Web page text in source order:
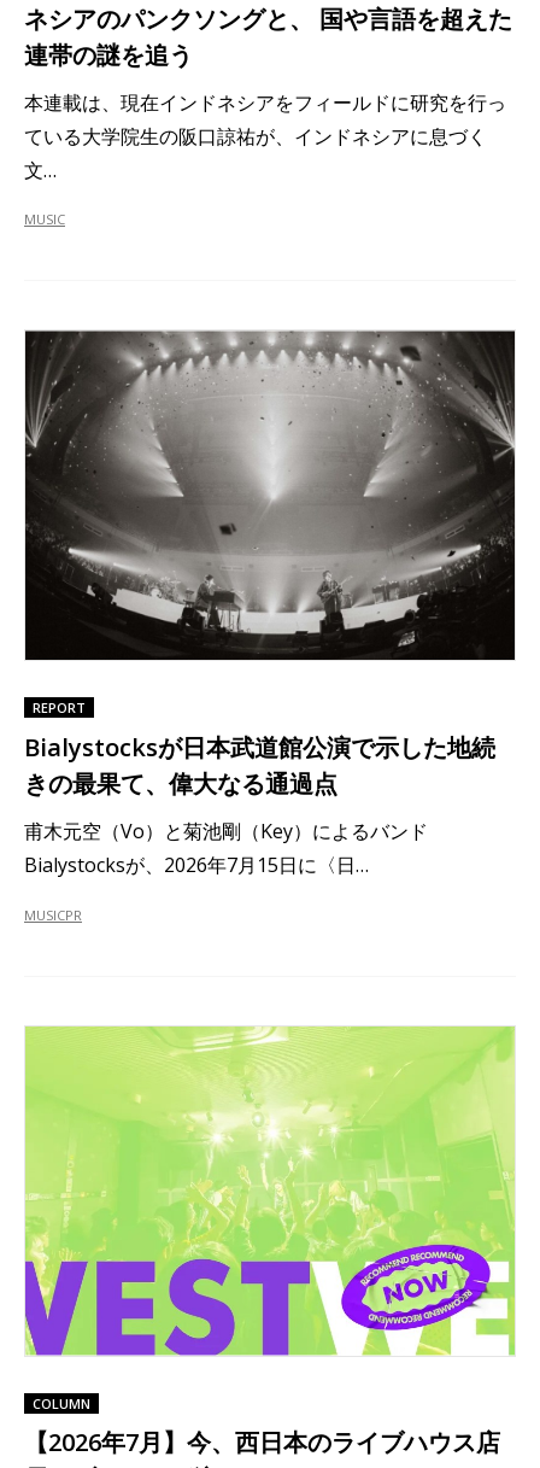
ネシアのパンクソングと、 国や言語を超えた
連帯の謎を追う
本連載は、現在インドネシアをフィールドに研究を行っ
ている大学院生の阪口諒祐が、インドネシアに息づく
文…
MUSIC
REPORT
Bialystocksが日本武道館公演で示した地続
きの最果て、偉大なる通過点
甫木元空（Vo）と菊池剛（Key）によるバンド
Bialystocksが、2026年7月15日に〈日…
MUSICPR
COLUMN
【2026年7月】今、西日本のライブハウス店